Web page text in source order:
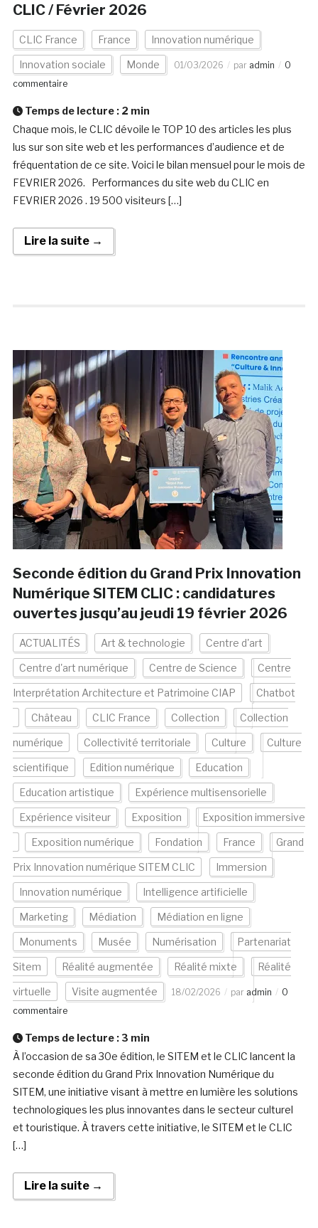
CLIC / Février 2026
CLIC France France Innovation numérique
Innovation sociale Monde 01/03/2026 par admin
0
commentaire
Temps de lecture : 2 min
Chaque mois, le CLIC dévoile le TOP 10 des articles les plus
lus sur son site web et les performances d’audience et de
fréquentation de ce site. Voici le bilan mensuel pour le mois de
FEVRIER 2026. Performances du site web du CLIC en
FEVRIER 2026 . 19 500 visiteurs […]
Lire la suite →
Seconde édition du Grand Prix Innovation
Numérique SITEM CLIC : candidatures
ouvertes jusqu’au jeudi 19 février 2026
ACTUALITÉS Art & technologie Centre d'art
Centre d'art numérique Centre de Science Centre
Interprétation Architecture et Patrimoine CIAP Chatbot
Château CLIC France Collection Collection
numérique Collectivité territoriale Culture Culture
scientifique Edition numérique Education
Education artistique Expérience multisensorielle
Expérience visiteur Exposition Exposition immersive
Exposition numérique Fondation France Grand
Prix Innovation numérique SITEM CLIC Immersion
Innovation numérique Intelligence artificielle
Marketing Médiation Médiation en ligne
Monuments Musée Numérisation Partenariat
Sitem Réalité augmentée Réalité mixte Réalité
virtuelle Visite augmentée 18/02/2026 par admin
0
commentaire
Temps de lecture : 3 min
À l’occasion de sa 30e édition, le SITEM et le CLIC lancent la
seconde édition du Grand Prix Innovation Numérique du
SITEM, une initiative visant à mettre en lumière les solutions
technologiques les plus innovantes dans le secteur culturel
et touristique. À travers cette initiative, le SITEM et le CLIC
[…]
Lire la suite →